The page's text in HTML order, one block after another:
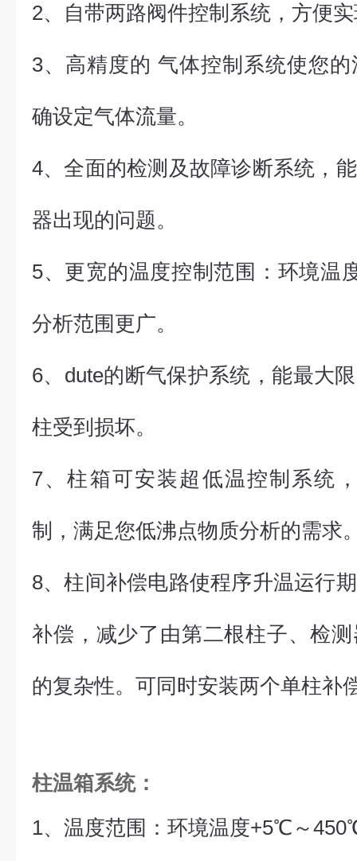
2、自带两路阀件控制系统，方便
3、高精度的 气体控制 系统使您
确设定气体流量。
4、全面的检测及故障诊断系统，
器出现的问题。
5、更宽的温度控制范围：环境
分析范围更广。
6、dute的断气保护系统，能最大
柱受到损坏。
7、柱箱可安装超低温控制系统
制，满足您低沸点物质分析的需求
8、柱间补偿电路使程序升温运行
补偿，减少了由第二根柱子、检
的复杂性。可同时安装两个单柱补
柱温箱系统：
1、 温度范围：环境温度+5℃～